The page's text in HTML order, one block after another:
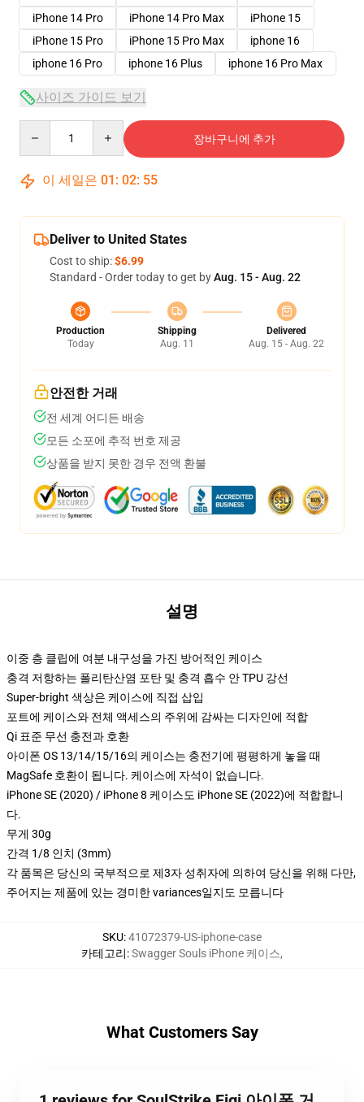
iPhone 14 Pro
iPhone 14 Pro Max
iPhone 15
iPhone 15 Pro
iPhone 15 Pro Max
iphone 16
iphone 16 Pro
iphone 16 Plus iphone 16 Pro Max
사이즈 가이드 보기
장바구니에 추가
이 세일은 01 : 02: 54
Deliver to United States
Cost to ship:$6.99
Standard - Order today to get byAug. 15 - Aug. 22
Production
Today
Shipping
Aug. 11
Delivered
Aug. 15 - Aug. 22
안전한 거래
전 세계 어디든 배송
모든 소포에 추적 번호 제공
상품을 받지 못한 경우 전액 환불
설명
이중 층 클립에 여분 내구성을 가진 방어적인 케이스
충격 저항하는 폴리탄산염 포탄 및 충격 흡수 안 TPU 강선
Super-bright 색상은 케이스에 직접 삽입
포트에 케이스와 전체 액세스의 주위에 감싸는 디자인에 적합
Qi 표준 무선 충전과 호환
아이폰 OS 13/14/15/16의 케이스는 충전기에 평평하게 놓을 때
MagSafe 호환이 됩니다. 케이스에 자석이 없습니다.
iPhone SE (2020) / iPhone 8 케이스도 iPhone SE (2022)에 적합합니
다.
무게 30g
간격 1/8 인치 (3mm)
각 품목은 당신의 국부적으로 제3자 성취자에 의하여 당신을 위해 다만,
주어지는 제품에 있는 경미한 variances일지도 모릅니다
SKU:41072379-US-iphone-case
카테고리:Swagger Souls iPhone 케이스,
What Customers Say